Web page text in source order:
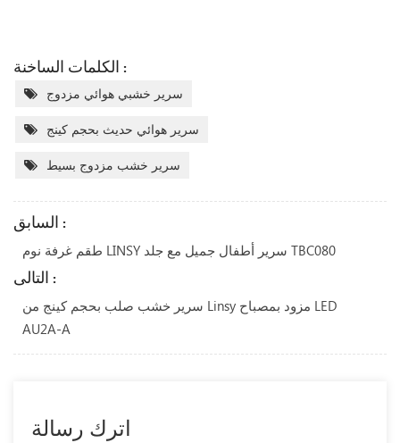
الكلمات الساخنة :
سرير خشبي هوائي مزدوج
سرير هوائي حديث بحجم كينج
سرير خشب مزدوج بسيط
السابق :
طقم غرفة نوم LINSY سرير أطفال جميل مع جلد TBC080
التالى :
سرير خشب صلب بحجم كينج من Linsy مزود بمصباح LED
AU2A-A
اترك رسالة